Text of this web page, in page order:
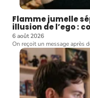
Flamme jumelle
illusion de l’ego :
6 août 2026
On reçoit un message après